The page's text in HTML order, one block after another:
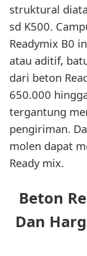
struktural
sd K500.
Readymix B0
atau aditif,
dari beton
650.000
tergantung
pengiriman.
molen dapat
Ready mix.
Beton
Dan